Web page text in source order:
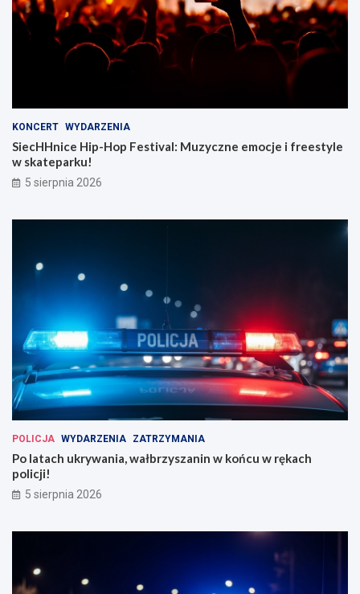
KONCERT WYDARZENIA
SiecHHnice Hip-Hop Festival: Muzyczne emocje i freestyle
w skateparku!
5 sierpnia 2026
POLICJA WYDARZENIA ZATRZYMANIA
Po latach ukrywania, wałbrzyszanin w końcu w rękach
policji!
5 sierpnia 2026